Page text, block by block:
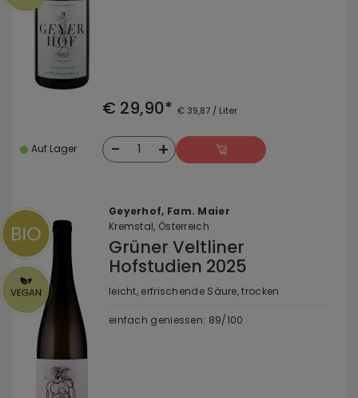
€ 29,90* € 39,87 / Liter
Auf Lager - 1 +
Geyerhof, Fam. Maier
Kremstal, Österreich
Grüner Veltliner
Hofstudien 2025
leicht, erfrischende Säure, trocken
einfach geniessen: 89/100